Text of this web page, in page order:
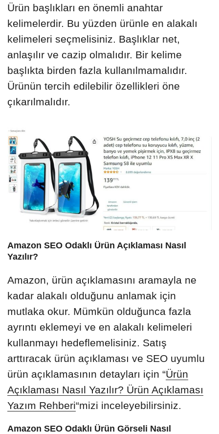
Ürün başlıkları en önemli anahtar
kelimelerdir. Bu yüzden ürünle en alakalı
kelimeleri seçmelisiniz. Başlıklar net,
anlaşılır ve cazip olmalıdır. Bir kelime
başlıkta birden fazla kullanılmamalıdır.
Ürünün tercih edilebilir özellikleri öne
çıkarılmalıdır.
Amazon SEO Odaklı Ürün Açıklaması Nasıl
Yazılır?
Amazon, ürün açıklamasını aramayla ne
kadar alakalı olduğunu anlamak için
mutlaka okur. Mümkün olduğunca fazla
ayrıntı eklemeyi ve en alakalı kelimeleri
kullanmayı hedeflemelisiniz. Satış
arttıracak ürün açıklaması ve SEO uyumlu
ürün açıklamasının detayları için “Ürün
Açıklaması Nasıl Yazılır? Ürün Açıklaması
Yazım Rehberi“mizi inceleyebilirsiniz.
Amazon SEO Odaklı Ürün Görseli Nasıl